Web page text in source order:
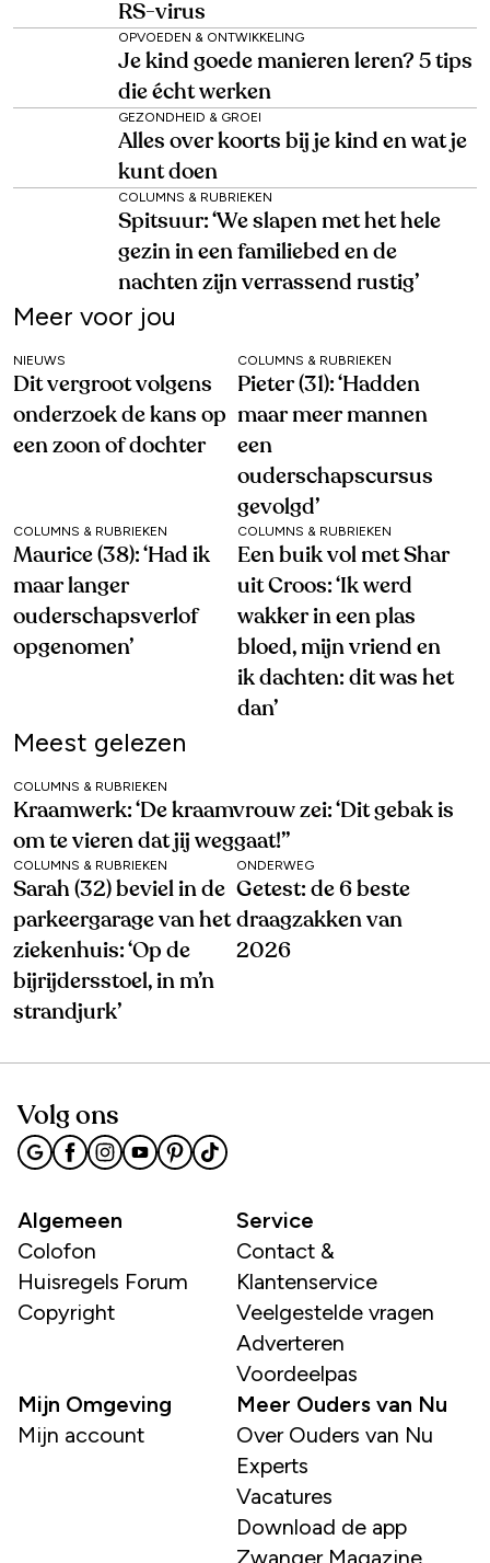
RS-virus
OPVOEDEN & ONTWIKKELING
Je kind goede manieren leren? 5 tips
die écht werken
GEZONDHEID & GROEI
Alles over koorts bij je kind en wat je
kunt doen
COLUMNS & RUBRIEKEN
Spitsuur: ‘We slapen met het hele
gezin in een familiebed en de
nachten zijn verrassend rustig’
Meer voor jou
NIEUWS
Dit vergroot volgens
onderzoek de kans op
een zoon of dochter
COLUMNS & RUBRIEKEN
Pieter (31): ‘Hadden
maar meer mannen
een
ouderschapscursus
gevolgd’
COLUMNS & RUBRIEKEN
Maurice (38): ‘Had ik
maar langer
ouderschapsverlof
opgenomen’
COLUMNS & RUBRIEKEN
Een buik vol met Shar
uit Croos: ‘Ik werd
wakker in een plas
bloed, mijn vriend en
ik dachten: dit was het
dan’
Meest gelezen
COLUMNS & RUBRIEKEN
Kraamwerk: ‘De kraamvrouw zei: ‘Dit gebak is
om te vieren dat jij weggaat!’’
COLUMNS & RUBRIEKEN
Sarah (32) beviel in de
parkeergarage van het
ziekenhuis: ‘Op de
bijrijdersstoel, in m’n
strandjurk’
ONDERWEG
Getest: de 6 beste
draagzakken van
2026
Volg ons
Algemeen
Colofon
Huisregels Forum
Copyright
Service
Contact &
Klantenservice
Veelgestelde vragen
Adverteren
Voordeelpas
Mijn Omgeving
Mijn account
Meer Ouders van Nu
Over Ouders van Nu
Experts
Vacatures
Download de app
Zwanger Magazine